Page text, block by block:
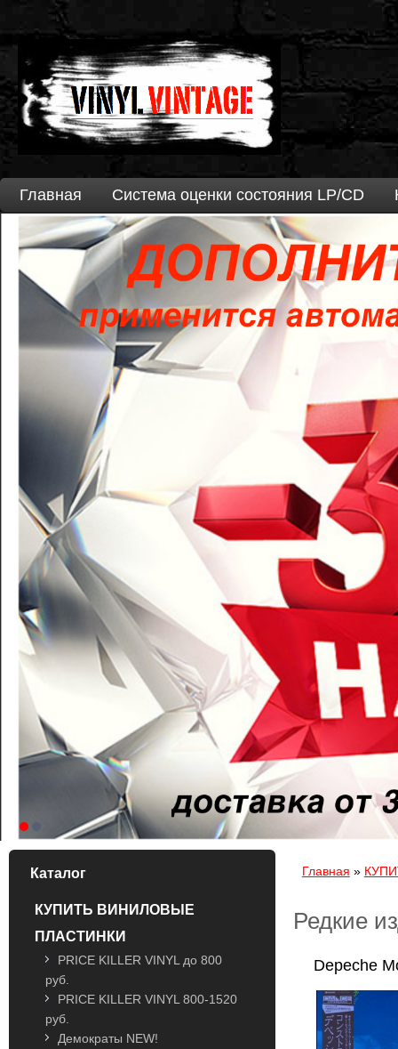
Главная Система оценки состояния LP/CD
Каталог
КУПИТЬ ВИНИЛОВЫЕ
ПЛАСТИНКИ
PRICE KILLER VINYL до 800
руб.
PRICE KILLER VINYL 800-1520
руб.
Демократы NEW!
Вы здесь
Главная »
Редкие
Depeche